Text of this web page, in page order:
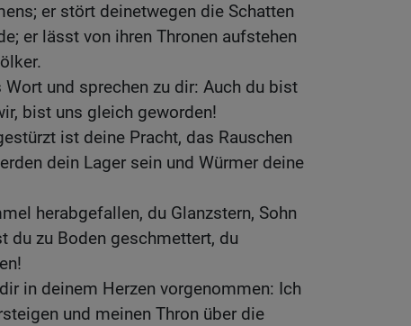
er stört deinetwegen die Schatten
er lässt von ihren Thronen aufstehen
und sprechen zu dir: Auch du bist
bist uns gleich geworden!
ist deine Pracht, das Rauschen
dein Lager sein und Würmer deine
herabgefallen, du Glanzstern, Sohn
du zu Boden geschmettert, du
in deinem Herzen vorgenommen: Ich
und meinen Thron über die